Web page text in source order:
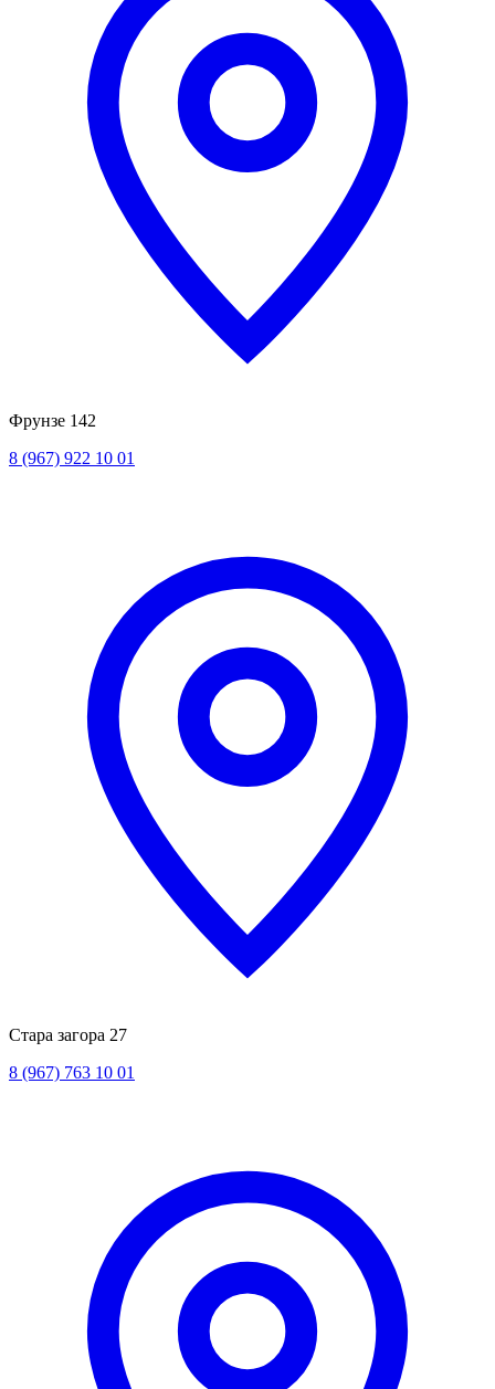
Фрунзе 142
8 (967) 922 10 01
Стара загора 27
8 (967) 763 10 01